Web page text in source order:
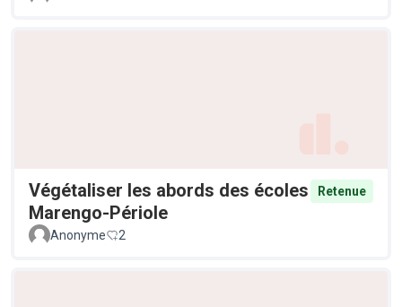
Végétaliser les abords des écoles
Marengo-Périole
Retenue
Anonyme 2